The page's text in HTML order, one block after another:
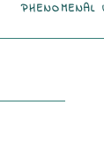
PHENOMENAL